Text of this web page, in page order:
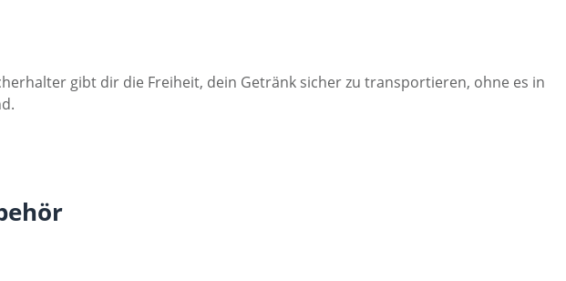
gibt dir die Freiheit, dein Getränk sicher zu transportieren, ohne es in